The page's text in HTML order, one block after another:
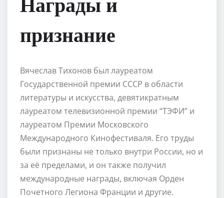
признание
Вячеслав Тихонов был лауреатом
Государственной премии СССР в области
литературы и искусства, девятикратным
лауреатом телевизионной премии “ТЭФИ” и
лауреатом Премии Московского
Международного Кинофестиваля. Его труды
были признаны не только внутри России, но и
за её пределами, и он также получил
международные награды, включая Орден
Почетного Легиона Франции и другие.